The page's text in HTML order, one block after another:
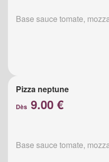
Base sauce tomate,
Pizza neptune
Dès 9.00 €
Base sauce tomate,